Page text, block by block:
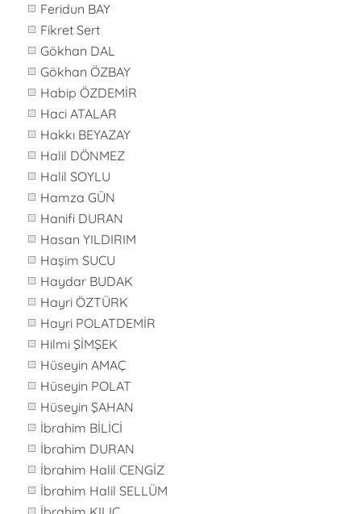
Feridun BAY
Fikret Sert
Gökhan DAL
Gökhan ÖZBAY
Habip ÖZDEMİR
Haci ATALAR
Hakkı BEYAZAY
Halil DÖNMEZ
Halil SOYLU
Hamza GÜN
Hanifi DURAN
Hasan YILDIRIM
Haşim SUCU
Haydar BUDAK
Hayri ÖZTÜRK
Hayri POLATDEMİR
Hilmi ŞİMŞEK
Hüseyin AMAÇ
Hüseyin POLAT
Hüseyin ŞAHAN
İbrahim BİLİCİ
İbrahim DURAN
İbrahim Halil CENGİZ
İbrahim Halil SELLÜM